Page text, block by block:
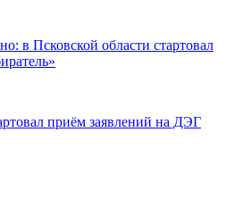
в Псковской области стартовал
приём заявлений на ДЭГ